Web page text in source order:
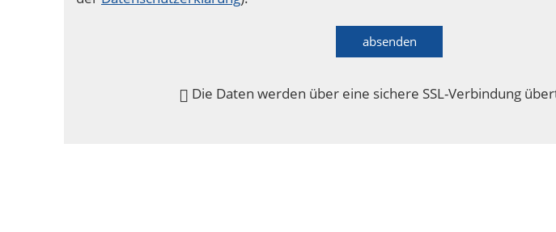
absenden
Die Daten werden über eine sichere SSL-Verbindung